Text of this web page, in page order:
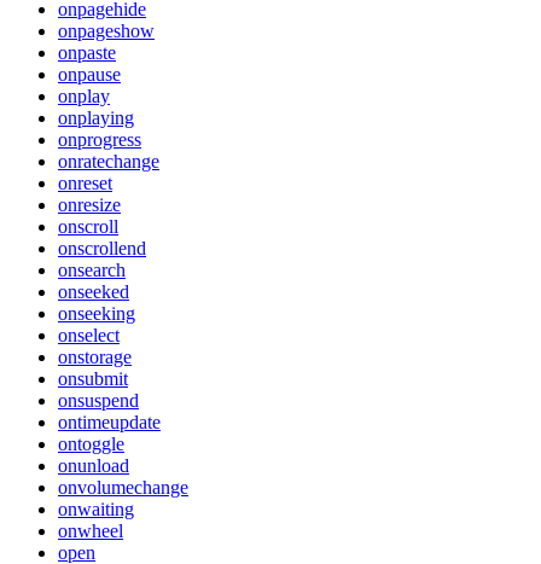
onpagehide
onpageshow
onpaste
onpause
onplay
onplaying
onprogress
onratechange
onreset
onresize
onscroll
onscrollend
onsearch
onseeked
onseeking
onselect
onstorage
onsubmit
onsuspend
ontimeupdate
ontoggle
onunload
onvolumechange
onwaiting
onwheel
open